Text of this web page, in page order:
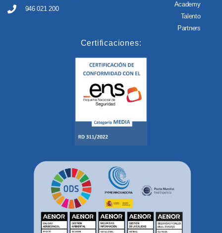
946 021 200
Academy
Talento
Partners
Certificaciones: